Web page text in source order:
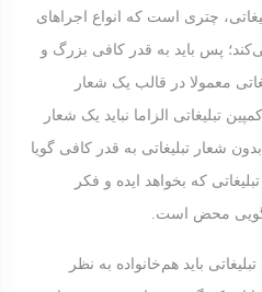
چتری است که انواع اجراهای
پس باید به قدر کافی بزرگ و
معمولا در قالب یک شعار
هر کمپین تبلیغاتی الزاما نباید یک شعار
شعار تبلیغاتی به قدر کافی گویا
که بخواهد ایده و فکر
محض است.
باید هم‌خانواده به نظر